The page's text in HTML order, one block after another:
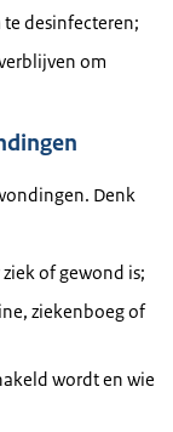
desinfecteren;
om
Denk
of gewond is;
ziekenboeg of
wordt en wie